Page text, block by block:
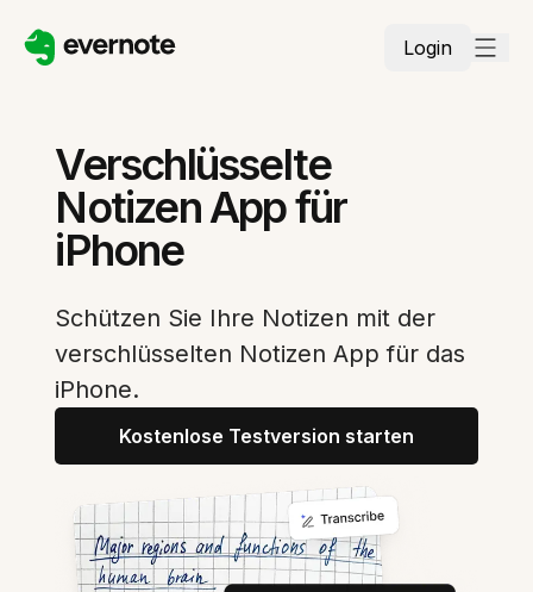
Login
Verschlüsselte
Notizen App für
iPhone
Schützen Sie Ihre Notizen mit der
verschlüsselten Notizen App für das
iPhone.
Kostenlose Testversion starten